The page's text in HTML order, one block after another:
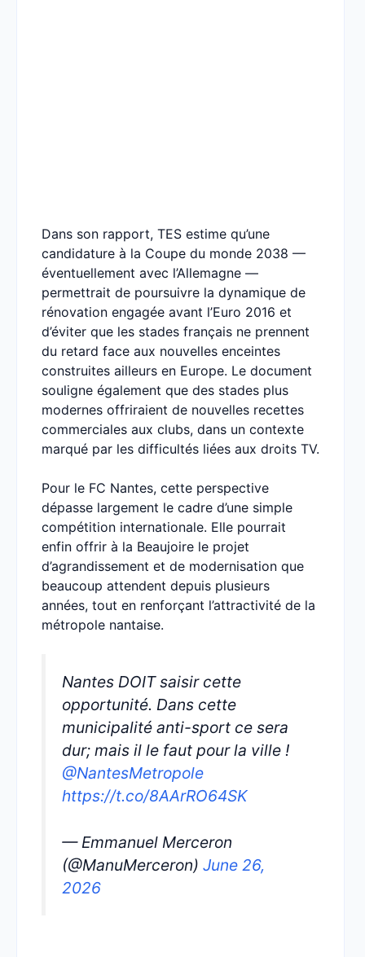
Dans son rapport, TES estime qu’une
candidature à la Coupe du monde 2038 —
éventuellement avec l’Allemagne —
permettrait de poursuivre la dynamique de
rénovation engagée avant l’Euro 2016 et
d’éviter que les stades français ne prennent
du retard face aux nouvelles enceintes
construites ailleurs en Europe. Le document
souligne également que des stades plus
modernes offriraient de nouvelles recettes
commerciales aux clubs, dans un contexte
marqué par les difficultés liées aux droits TV.
Pour le FC Nantes, cette perspective
dépasse largement le cadre d’une simple
compétition internationale. Elle pourrait
enfin offrir à la Beaujoire le projet
d’agrandissement et de modernisation que
beaucoup attendent depuis plusieurs
années, tout en renforçant l’attractivité de la
métropole nantaise.
Nantes DOIT saisir cette
opportunité. Dans cette
municipalité anti-sport ce sera
dur; mais il le faut pour la ville !
@NantesMetropole
https://t.co/8AArRO64SK
— Emmanuel Merceron
(@ManuMerceron) June 26,
2026